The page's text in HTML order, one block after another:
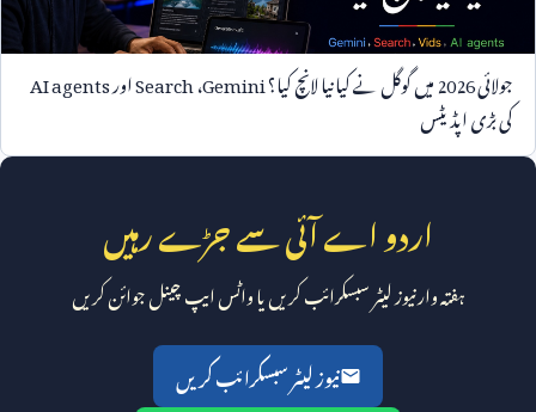
جولائی2026میں گوگل نے کیا نیا لانچ کیا؟Gemini،SearchاورAI agents
کی بڑی اپڈیٹس
اردو اے آئی سے جڑے رہیں
ہفتہ وار نیوز لیٹر سبسکرائب کریں یا واٹس ایپ چینل جوائن کریں
نیوز لیٹر سبسکرائب کریں